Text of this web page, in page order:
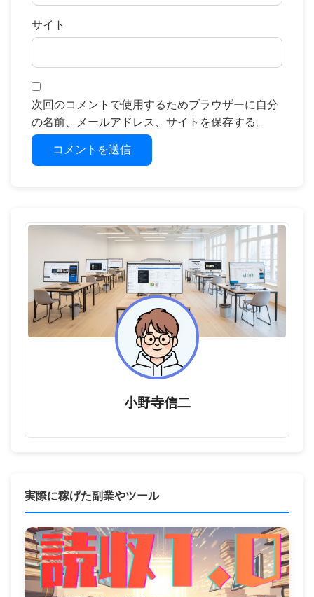
サイト
次回のコメントで使用するためブラウザーに自分
の名前、メールアドレス、サイトを保存する。
小野寺信二
実際に稼げた副業やツール